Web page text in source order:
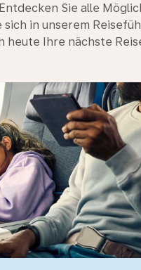
Sie alle
in unserem
heute Ihre nächste